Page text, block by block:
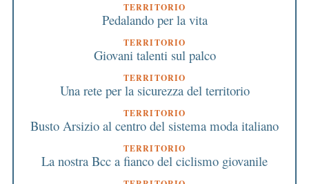
TERRITORIO
Pedalando per la vita
TERRITORIO
Giovani talenti sul palco
TERRITORIO
Una rete per la sicurezza del territorio
TERRITORIO
Busto Arsizio al centro del sistema moda italiano
TERRITORIO
La nostra Bcc a fianco del ciclismo giovanile